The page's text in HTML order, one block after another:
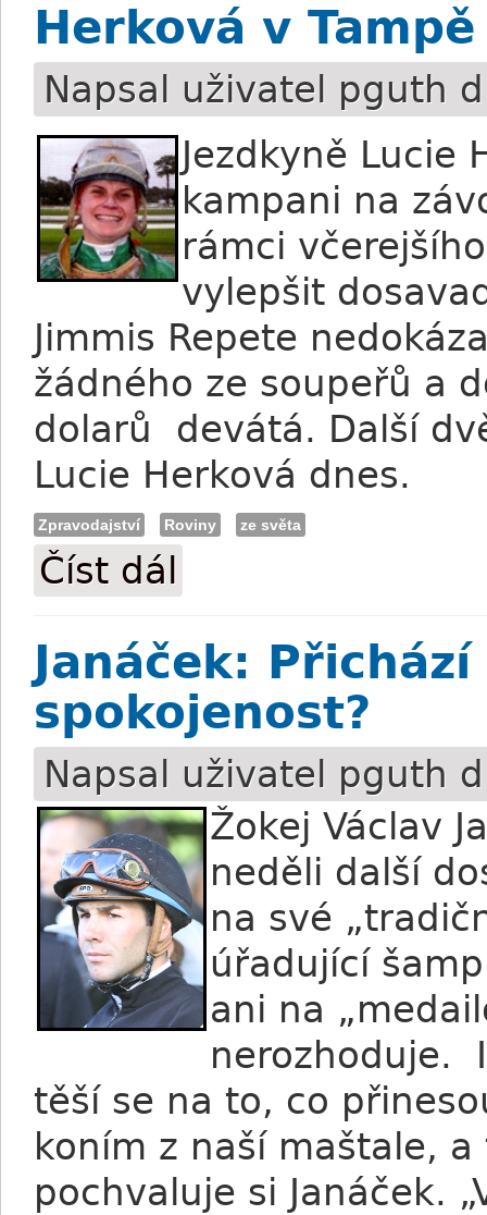
Herková v
Napsal uživatel pguth
Jezdkyně Lucie
kampani na
rámci
vylepšit
Jimmis Repete
žádného ze soupeřů a
dolarů devátá. Další
Lucie Herková dnes.
Zpravodajství Roviny ze světa
Číst dál
Janáček:
spokojenost?
Napsal uživatel pguth
Žokej Václav
neděli další
na své
úřadující
ani na
nerozhoduje.
těší se na to, co
koním z naší maštale,
pochvaluje si Janáček.